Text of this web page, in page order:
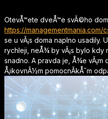
OtevÅ™ete dveÅ™e svÃ©ho
https://managementmania.com/
se u vÃ¡s doma naplno usadily.
rychleji, neÅ¾ by vÃ¡s bylo kdy
snadno. A pravda je, Å¾e vÃ¡m
Å¡ikovnÃ½m pomocnÃ­kÅ¯m